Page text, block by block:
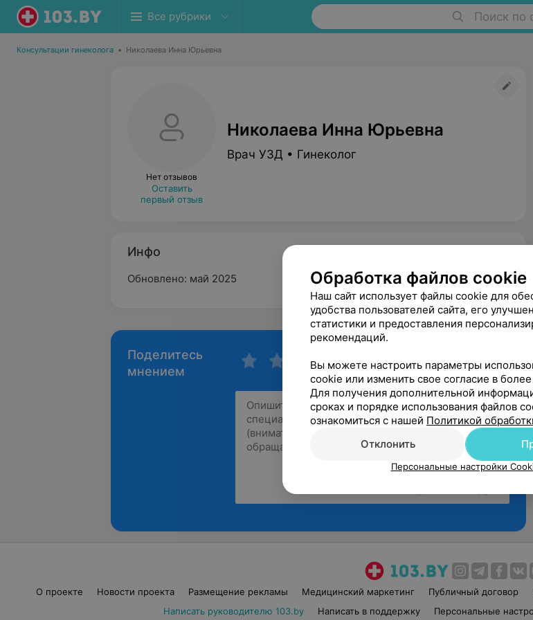
Все рубрики Поиск по
Консультации гинеколога • Николаева Инна Юрьевна
Нет отзывов
Оставить
первый отзыв
Николаева Инна Юрьевна
Врач УЗД • Гинеколог
Инфо
Обновлено: май 2025
Поделитесь
мнением
О проекте Новости проекта Размещение рекламы Медицинский маркетинг Публичный договор
Написать руководителю 103.by
Написать в поддержку Персональные
Обработка файлов cookie
Наш сайт использует файлы cookie для
удобства пользователей сайта, его
статистики и предоставления
рекомендаций.
Вы можете настроить параметры
cookie или изменить свое согласие в
Для получения дополнительной
сроках и порядке использования файлов
ознакомиться с нашей Политикой
Отклонить
Персональные настройки